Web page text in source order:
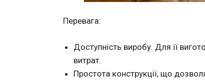
Перевага:
Доступність виробу. Для її
витрат.
Простота конструкції, що